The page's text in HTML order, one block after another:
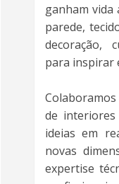
ganham vida
parede,
decoração,
para inspirar
de
ideias em
novas
expertise